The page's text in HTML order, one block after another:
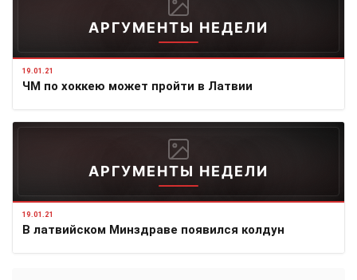
АРГУМЕНТЫ НЕДЕЛИ
19.01.21
ЧМ по хоккею может пройти в Латвии
АРГУМЕНТЫ НЕДЕЛИ
19.01.21
В латвийском Минздраве появился колдун